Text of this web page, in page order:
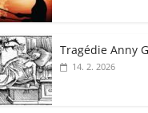
Tragédie Anny
14. 2. 2026